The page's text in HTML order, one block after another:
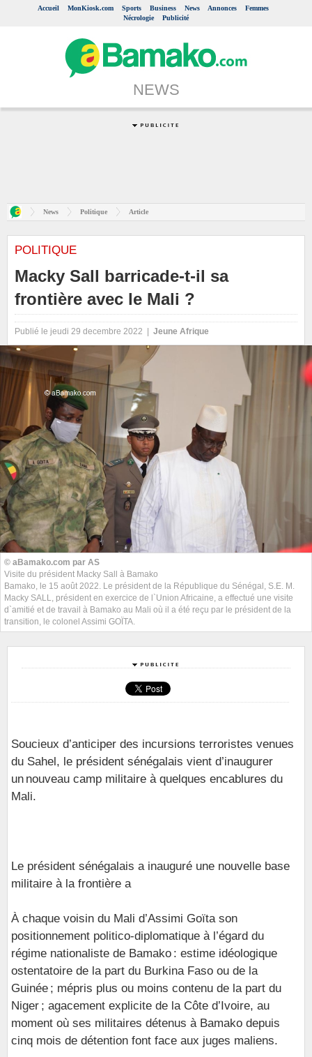
Accueil MonKiosk.com Sports Business News Annonces
Femmes
Nécrologie
Publicité
NEWS
News Politique Article
POLITIQUE
Macky Sall barricade-t-il sa
frontière avec le Mali ?
Publié le jeudi 29 decembre 2022 | Jeune Afrique
© aBamako.com par AS
Visite du président Macky Sall à Bamako
Bamako, le 15 août 2022. Le président de la République du Sénégal, S.E. M.
Macky SALL, président en exercice de l`Union Africaine, a effectué une visite
d`amitié et de travail à Bamako au Mali où il a été reçu par le président de la
transition, le colonel Assimi GOÏTA.
Soucieux d’anticiper des incursions terroristes venues
du Sahel, le président sénégalais vient d’inaugurer
un nouveau camp militaire à quelques encablures du
Mali.
Le président sénégalais a inauguré une nouvelle base
militaire à la frontière a
À chaque voisin du Mali d’Assimi Goïta son
positionnement politico-diplomatique à l’égard du
régime nationaliste de Bamako : estime idéologique
ostentatoire de la part du Burkina Faso ou de la
Guinée ; mépris plus ou moins contenu de la part du
Niger ; agacement explicite de la Côte d’Ivoire, au
moment où ses militaires détenus à Bamako depuis
cinq mois de détention font face aux juges maliens.